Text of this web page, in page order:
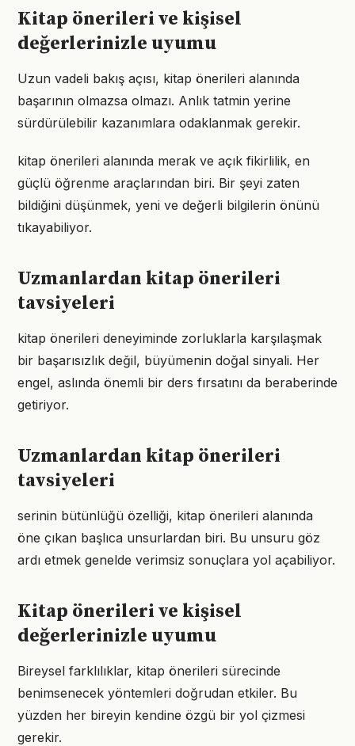
Kitap önerileri ve kişisel
değerlerinizle uyumu
Uzun vadeli bakış açısı, kitap önerileri alanında
başarının olmazsa olmazı. Anlık tatmin yerine
sürdürülebilir kazanımlara odaklanmak gerekir.
kitap önerileri alanında merak ve açık fikirlilik, en
güçlü öğrenme araçlarından biri. Bir şeyi zaten
bildiğini düşünmek, yeni ve değerli bilgilerin önünü
tıkayabiliyor.
Uzmanlardan kitap önerileri
tavsiyeleri
kitap önerileri deneyiminde zorluklarla karşılaşmak
bir başarısızlık değil, büyümenin doğal sinyali. Her
engel, aslında önemli bir ders fırsatını da beraberinde
getiriyor.
Uzmanlardan kitap önerileri
tavsiyeleri
serinin bütünlüğü özelliği, kitap önerileri alanında
öne çıkan başlıca unsurlardan biri. Bu unsuru göz
ardı etmek genelde verimsiz sonuçlara yol açabiliyor.
Kitap önerileri ve kişisel
değerlerinizle uyumu
Bireysel farklılıklar, kitap önerileri sürecinde
benimsenecek yöntemleri doğrudan etkiler. Bu
yüzden her bireyin kendine özgü bir yol çizmesi
gerekir.